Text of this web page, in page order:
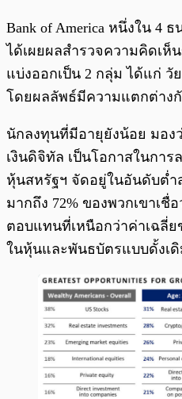
Bank of America หนึ่งใน 4
ได้เผยผลสำรวจความคิดเห็
แบ่งออกเป็น 2 กลุ่ม ได้แก่ วั
โดยผลลัพธ์มีความแตกต่าง
นักลงทุนที่มีอายุยังน้อย มอง
เงินดิจิทัล เป็นโอกาสในกา
หุ้นสหรัฐฯ จัดอยู่ในอันดับต่
มากถึง 72% ของพวกเขาเชื่
ตอบแทนที่เหนือกว่าค่าเฉลี่
ในหุ้นและพันธบัตรแบบดั้งเ